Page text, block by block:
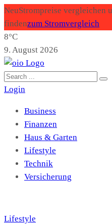
NeuStrompreise vergleichen
findenzum Stromvergleich
8°C
9. August 2026
Login
Business
Finanzen
Haus & Garten
Lifestyle
Technik
Versicherung
Lifestyle